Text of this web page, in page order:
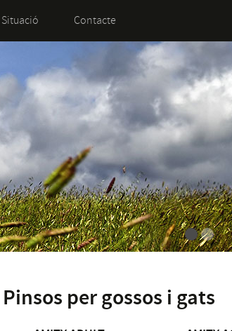
Situació Contacte
Pinsos per gossos i gats